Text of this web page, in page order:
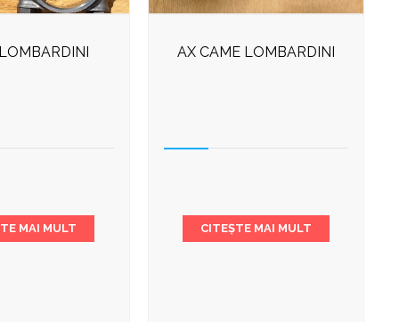
MAI MULT
AX CAME LOMBARDINI
CITEȘTE MAI MULT